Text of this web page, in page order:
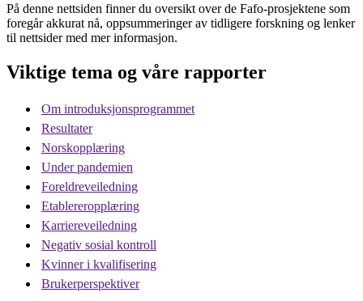
På denne nettsiden finner du oversikt over de Fafo-prosjektene som
foregår akkurat nå, oppsummeringer av tidligere forskning og lenker
til nettsider med mer informasjon.
Viktige tema og våre rapporter
Om introduksjonsprogrammet
Resultater
Norskopplæring
Under pandemien
Foreldreveiledning
Etablereropplæring
Karriereveiledning
Negativ sosial kontroll
Kvinner i kvalifisering
Brukerperspektiver